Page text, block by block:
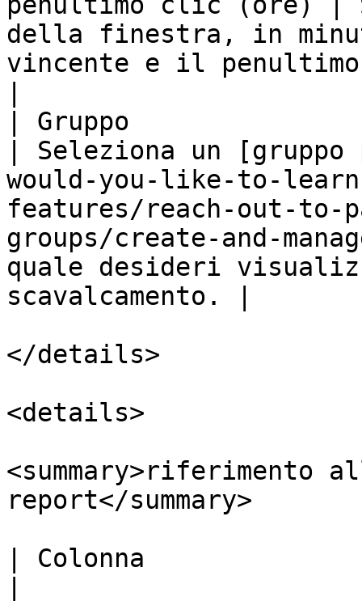
della finestra, in
vincente e il
| Gruppo
| Seleziona un
would-you-like-to-
features/reach-out-to-
groups/create-and-
quale desideri
scavalcamento. |
</details>
<details>
<summary>riferimento
report</summary>
| Colonna